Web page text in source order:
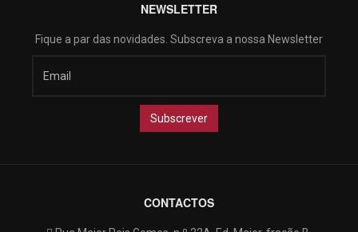
NEWSLETTER
Fique a par das novidades. Subscreva a nossa Newsletter
CONTACTOS